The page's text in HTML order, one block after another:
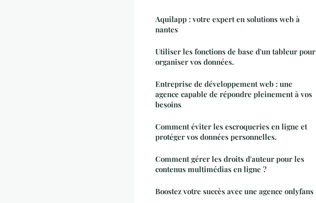
Aquilapp : votre expert en solutions web à
nantes
Utiliser les fonctions de base d'un tableur pour
organiser vos données.
Entreprise de développement web : une
agence capable de répondre pleinement à vos
besoins
Comment éviter les escroqueries en ligne et
protéger vos données personnelles.
Comment gérer les droits d'auteur pour les
contenus multimédias en ligne ?
Boostez votre succès avec une agence onlyfans